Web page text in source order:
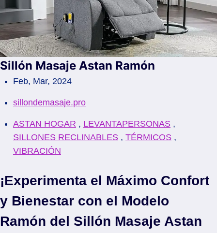
Sillón Masaje Astan Ramón
Feb, Mar, 2024
sillondemasaje.pro
ASTAN HOGAR , LEVANTAPERSONAS ,
SILLONES RECLINABLES , TÉRMICOS ,
VIBRACIÓN
¡Experimenta el Máximo Confort
y Bienestar con el Modelo
Ramón del Sillón Masaje Astan